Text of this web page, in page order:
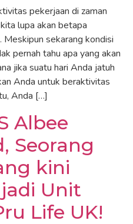
pekerjaan di zaman
lupa akan betapa
sekarang kondisi
pernah tahu apa yang akan
jika suatu hari Anda jatuh
Anda untuk beraktivitas
Anda […]
Albee
Seorang
kini
Unit
Life UK!